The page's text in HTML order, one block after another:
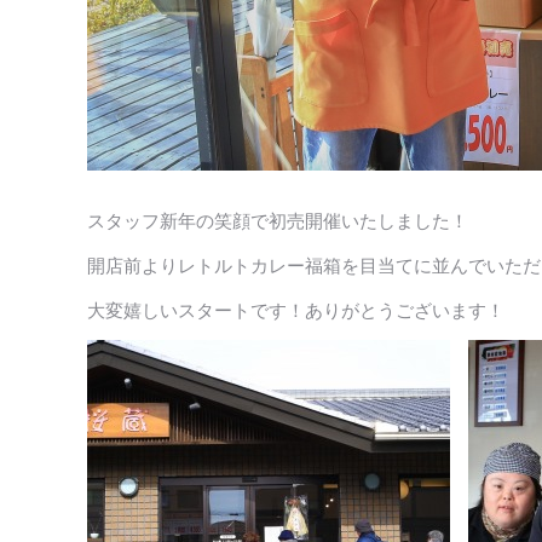
スタッフ新年の笑顔で初売開催いたしました！
開店前よりレトルトカレー福箱を目当てに並んでいた
大変嬉しいスタートです！ありがとうございます！